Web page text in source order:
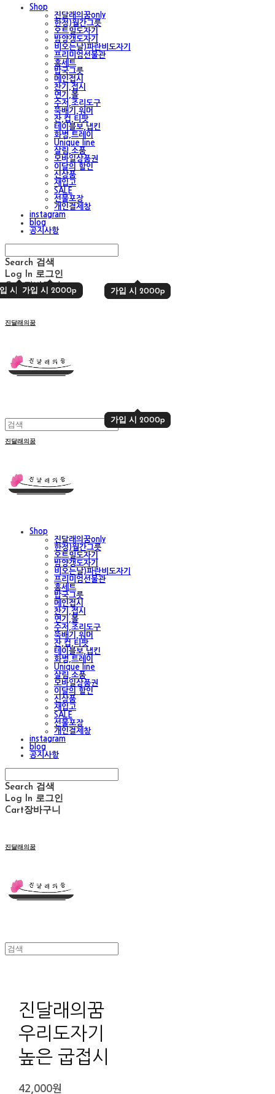
Shop
진달래의꿈only
한정)월간그릇
오트밀도자기
밤양갱도자기
비오는날)파란비도자기
프리미엄선물관
홈세트
밥국그릇
메인접시
찬기,접시
면기,볼
수저,조리도구
뚝배기,워머
잔,컵,티팟
테이블보,냅킨
화병,트레이
Unique line
살림,소품
모바일상품권
이달의 할인
신상품
재입고
SALE
선물포장
개인결제창
instagram
blog
공지사항
Search 검색
Log In
시 2000p
로그인
가입 시 2000p 가입 시 2000p
가입 시 2000p
Cart장바구니
진달래의꿈
가입 시 2000p
가입 시 2000p
진달래의꿈
Shop
진달래의꿈only
한정)월간그릇
오트밀도자기
밤양갱도자기
비오는날)파란비도자기
프리미엄선물관
홈세트
밥국그릇
메인접시
찬기,접시
면기,볼
수저,조리도구
뚝배기,워머
잔,컵,티팟
테이블보,냅킨
화병,트레이
Unique line
살림,소품
모바일상품권
이달의 할인
신상품
재입고
SALE
선물포장
개인결제창
instagram
blog
공지사항
Search 검색
Log In 로그인
Cart장바구니
진달래의꿈
진달래의꿈
우리도자기
높은 굽접시
42,000원